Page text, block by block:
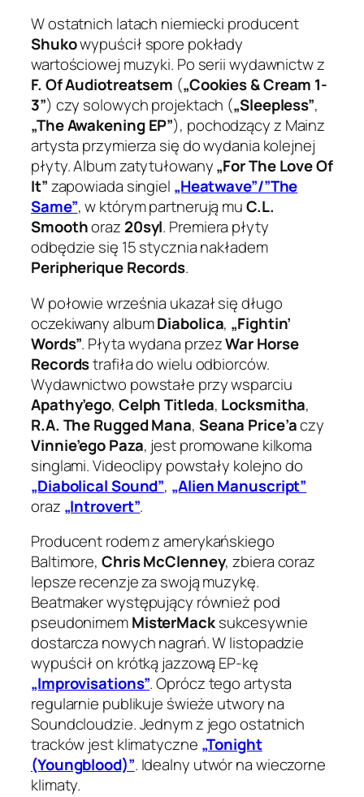
W ostatnich latach niemiecki producent
Shukowypuścił spore pokłady
wartościowej muzyki. Po serii wydawnictw z
F. Of Audiotreatsem („Cookies & Cream 1-
3”) czy solowych projektach („Sleepless”,
„The Awakening EP”), pochodzący z Mainz
artysta przymierza się do wydania kolejnej
płyty. Album zatytułowany„For The Love Of
It”zapowiada singiel „Heatwave”/”The
Same”, w którym partnerują muC.L.
Smoothoraz 20syl. Premiera płyty
odbędzie się 15 stycznia nakładem
Peripherique Records.
W połowie września ukazał się długo
oczekiwany albumDiabolica, „Fightin’
Words”. Płyta wydana przezWar Horse
Recordstrafiła do wielu odbiorców.
Wydawnictwo powstałe przy wsparciu
Apathy’ego, Celph Titleda, Locksmitha,
R.A. The Rugged Mana, Seana Price’aczy
Vinnie’ego Paza, jest promowane kilkoma
singlami. Videoclipy powstały kolejno do
„Diabolical Sound”, „Alien Manuscript”
oraz „Introvert”.
Producent rodem z amerykańskiego
Baltimore, Chris McClenney, zbiera coraz
lepsze recenzje za swoją muzykę.
Beatmaker występujący również pod
pseudonimemMisterMacksukcesywnie
dostarcza nowych nagrań. W listopadzie
wypuścił on krótką jazzową EP-kę
„Improvisations”. Oprócz tego artysta
regularnie publikuje świeże utwory na
Soundcloudzie. Jednym z jego ostatnich
tracków jest klimatyczne „Tonight
(Youngblood)”. Idealny utwór na wieczorne
klimaty.